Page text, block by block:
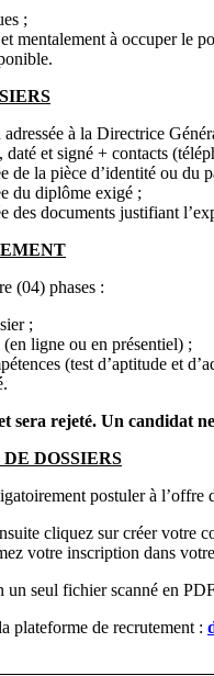
;
mentalement à occuper le
à la Directrice
et signé + contacts
de la pièce d’identité ou du
du diplôme exigé ;
des documents justifiant
(04) phases :
;
ligne ou en présentiel) ;
(test d’aptitude et
sera rejeté. Un candidat
DOSSIERS
postuler à
cliquez sur créer votre
votre inscription dans
un seul fichier scanné en
plateforme de recrutement :